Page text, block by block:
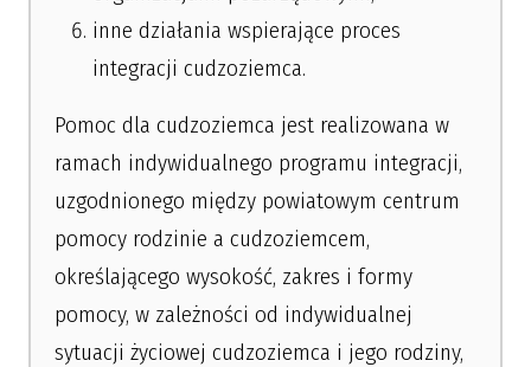
inne działania wspierające proces
integracji cudzoziemca.
Pomoc dla cudzoziemca jest realizowana w
ramach indywidualnego programu integracji,
uzgodnionego między powiatowym centrum
pomocy rodzinie a cudzoziemcem,
określającego wysokość, zakres i formy
pomocy, w zależności od indywidualnej
sytuacji życiowej cudzoziemca i jego rodziny,